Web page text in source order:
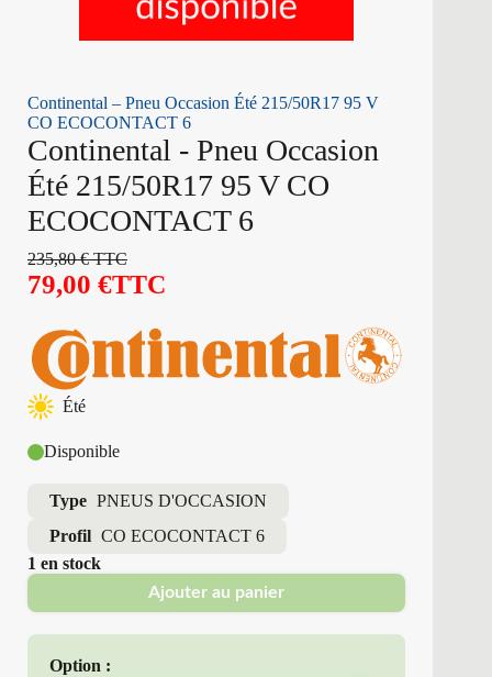
Continental – Pneu Occasion Été 215/50R17 95 V
CO ECOCONTACT 6
Continental - Pneu Occasion
Été 215/50R17 95 V CO
ECOCONTACT 6
235,80€TTC
79,00 €TTC
Été
Disponible
Type PNEUS D'OCCASION
Profil CO ECOCONTACT 6
1 en stock
Ajouter au panier
Option :